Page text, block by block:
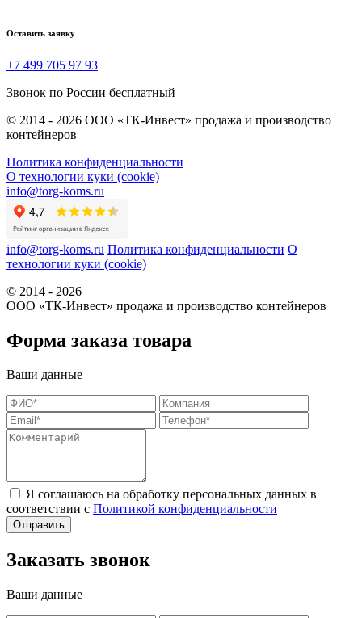
Оставить заявку
+7 499 705 97 93
Звонок по России бесплатный
© 2014 - 2026 ООО «ТК-Инвест» продажа и производство
контейнеров
Политика конфиденциальности
О технологии куки (cookie)
info@torg-koms.ru
info@torg-koms.ru Политика конфиденциальности О
технологии куки (cookie)
© 2014 - 2026
ООО «ТК-Инвест» продажа и производство контейнеров
Форма заказа товара
Ваши данные
Я соглашаюсь на обработку персональных данных в
соответствии с Политикой конфиденциальности
Заказать звонок
Ваши данные